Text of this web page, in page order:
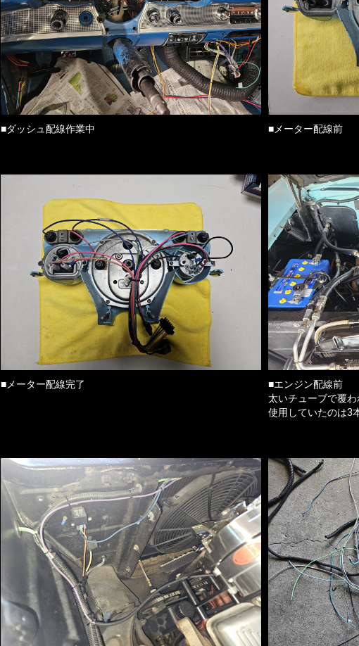
■ダッシュ配線作業中 ■メーター配線前
■メーター配線完了
■エンジン配線前
太いチューブで覆
使用していたのは3